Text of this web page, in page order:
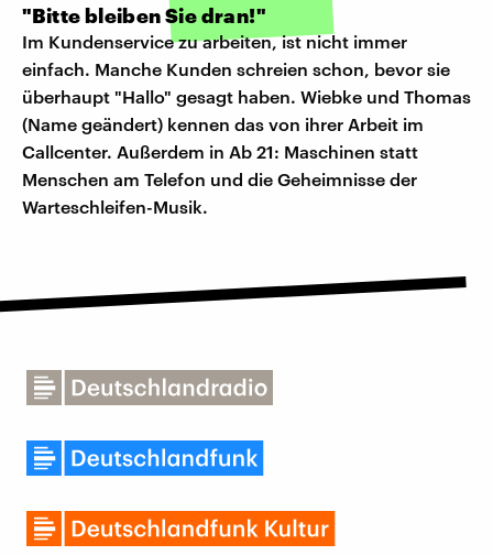
"Bitte bleiben Sie dran!"
Im Kundenservice zu arbeiten, ist nicht immer
einfach. Manche Kunden schreien schon, bevor sie
überhaupt "Hallo" gesagt haben. Wiebke und Thomas
(Name geändert) kennen das von ihrer Arbeit im
Callcenter. Außerdem in Ab 21: Maschinen statt
Menschen am Telefon und die Geheimnisse der
Warteschleifen-Musik.